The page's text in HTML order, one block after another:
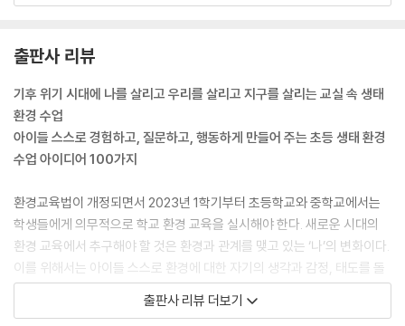
〈48〉 타이포그래피를 활용한 멸종 위기 동물 그리기
〈50〉 양말목을 활용해 컵 받침과 수납 주머니 만들기
〈52〉 재활용품을 활용해 친환경 자동차를 만들어요
〈53〉 동물 책갈피와 함께 ‘슈링클스’를 활용해 키링을 만들어요
〈54〉 아름다운 지구, 오염된 지구의 모습과 관련된 표정을 카프라에 그려
요
〈56〉 입체적인 국화꽃을 만들어요
〈57〉 ‘두들 보이’처럼 실내화에 그림을 그려요
[7장] 교실 속 생태 환경 수업 아이디어 - 융합 교과 연계
〈58〉 ‘스티커 아트북’ 기법으로 멸종 위기 동물을 디자인하고 응원해요
하게 천년이 지나도 죽지 않는 신비로운 색으로 살아가요.” 글 자체는 참
아름답지만, 그 안에 숨겨져 있는 뜻은 비참합니다. 아이들에게 비닐봉지
는 쉽게 사용하고 쉽게 버리는 물건에 불과합니다. 그런 아이들에게 ‘쓰레
기를 버리지 말아야 한다’, ‘환경을 지켜야 한다’라고 말하는 게 얼마나 와
닿을까요? 책을 읽고 자신의 생각을 제안하는 활동을 통해 지금 우리가 살
시간이 되면 좋겠습니다
---「그림책 『검정토끼』를 읽고 제안하는 글을 써요」중에서
국어 시간, 상상해서 이야기를 만드는 활동을 하고 있습니다. 내용을 상상
하기 위해서는 글의 전체적인 내용을 알고 있어야 합니다. 즉, 글을 꼼꼼하
게 읽어야 내용에 어울리는 상상을 할 수 있습니다. 이야기 만드는 활동을
출판사 리뷰
기후 위기 시대에 나를 살리고 우리를 살리고 지구를 살리는 교실 속 생태
환경 수업
아이들 스스로 경험하고, 질문하고, 행동하게 만들어 주는 초등 생태 환경
수업 아이디어 100가지
환경교육법이 개정되면서 2023년 1학기부터 초등학교와 중학교에서는
학생들에게 의무적으로 학교 환경 교육을 실시해야 한다. 새로운 시대의
환경 교육에서 추구해야 할 것은 환경과 관계를 맺고 있는 ‘나’의 변화이다.
이를 위해서는 아이들 스스로 환경에 대한 자기의 생각과 감정, 태도를 돌
아보고 변화하며 성장해야 한다. 이 책의 저자 전상현 작가는 현직 초등학
교 교사로 탄소 중립 선도 학교를 담당하면서 교실 속 환경 수업을 진행해
출판사 리뷰 더보기